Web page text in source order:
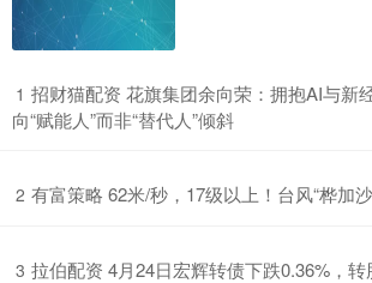
1 招财猫配资 花旗集团余向荣：拥抱AI与新
向“赋能人”而非“替代人”倾斜
2 有富策略 62米/秒，17级以上！台风“桦加
3 拉伯配资 4月24日宏辉转债下跌0.36%，